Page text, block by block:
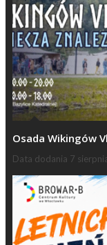
Osada Wikingów
Data dodania 7